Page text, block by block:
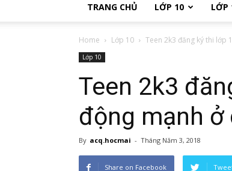
TRANG CHỦ LỚP 10 LỚP
Home Lớp 10 Teen 2k3 đăng ký thi lớp
Lớp 10
Teen 2k3
động mạnh
By acq.hocmai - Tháng Năm 3, 2018
Share on Facebook